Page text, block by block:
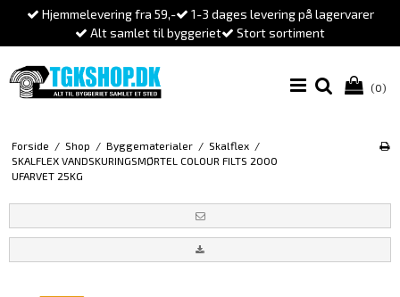
Hjemmelevering fra 59,-
1-3 dages levering på lagervarer
Alt samlet til byggeriet
Stort sortiment
(0)
Forside / Shop / Byggematerialer / Skalflex /
SKALFLEX VANDSKURINGSMØRTEL COLOUR FILTS 2000
UFARVET 25KG